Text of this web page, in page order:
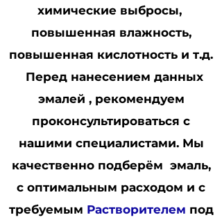
химические выбросы,
повышенная влажность,
повышенная кислотность и т.д.
Перед нанесением данных
эмалей , рекомендуем
проконсультироваться с
нашими специалистами. Мы
качественно подберём эмаль,
с оптимальным расходом и с
требуемым Растворителем под